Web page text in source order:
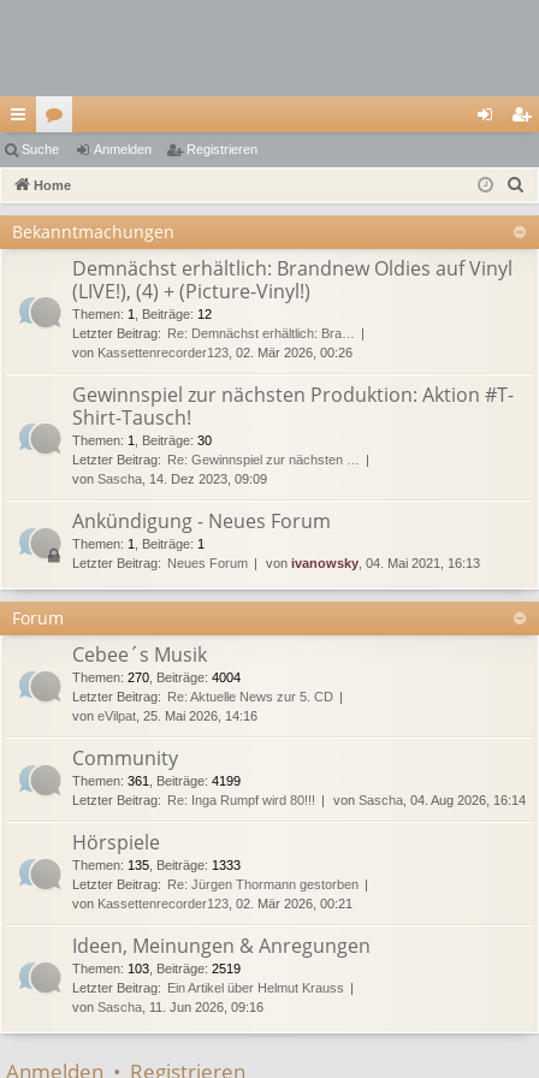
ch
ne
llz
or
en m
de
ist
rie
Suche Anmelden Registrieren
Home
Bekanntmachungen
Demnächst erhältlich: Brandnew Oldies auf Vinyl
(LIVE!), (4) + (Picture-Vinyl!)
Themen: 1 Beiträge: 12
Letzter Beitrag: Re: Demnächst erhältlich: Bra…
von Kassettenrecorder123 , 02. Mär 2026, 00:26
Gewinnspiel zur nächsten Produktion: Aktion #T-
Shirt-Tausch!
Themen: 1 Beiträge: 30
Letzter Beitrag: Re: Gewinnspiel zur nächsten …
von Sascha , 14. Dez 2023, 09:09
Ankündigung - Neues Forum
Themen: 1 Beiträge: 1
Letzter Beitrag: Neues Forum von ivanowsky , 04. Mai 2021, 16:13
Forum
Cebee´s Musik
Themen: 270 Beiträge: 4004
Letzter Beitrag: Re: Aktuelle News zur 5. CD
von eVilpat , 25. Mai 2026, 14:16
Community
Themen: 361 Beiträge: 4199
Letzter Beitrag: Re: Inga Rumpf wird 80!!! von Sascha , 04. Aug 2026, 16:14
Hörspiele
Themen: 135 Beiträge: 1333
Letzter Beitrag: Re: Jürgen Thormann gestorben
von Kassettenrecorder123 , 02. Mär 2026, 00:21
Ideen, Meinungen & Anregungen
Themen: 103 Beiträge: 2519
Letzter Beitrag: Ein Artikel über Helmut Krauss
von Sascha , 11. Jun 2026, 09:16
Anmelden • Registrieren